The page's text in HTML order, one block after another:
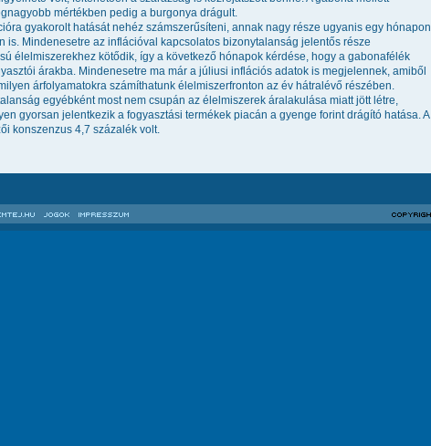
mértékben pedig a burgonya drágult.
gyakorolt hatását nehéz számszerűsíteni, annak nagy része ugyanis egy hónapon
is. Mindenesetre az inflációval kapcsolatos bizonytalanság jelentős része
élelmiszerekhez kötődik, így a következő hónapok kérdése, hogy a gabonafélék
árakba. Mindenesetre ma már a júliusi inflációs adatok is megjelennek, amiből
árfolyamatokra számíthatunk élelmiszerfronton az év hátralévő részében.
egyébként most nem csupán az élelmiszerek áralakulása miatt jött létre,
gyorsan jelentkezik a fogyasztási termékek piacán a gyenge forint drágító hatása. A
konszenzus 4,7 százalék volt.